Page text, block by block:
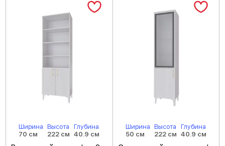
Ширина
70 см
Высота
222 см
Глубина
40.9 см
Ширина
50 см
Высота
222 см
Глубина
40.9 см